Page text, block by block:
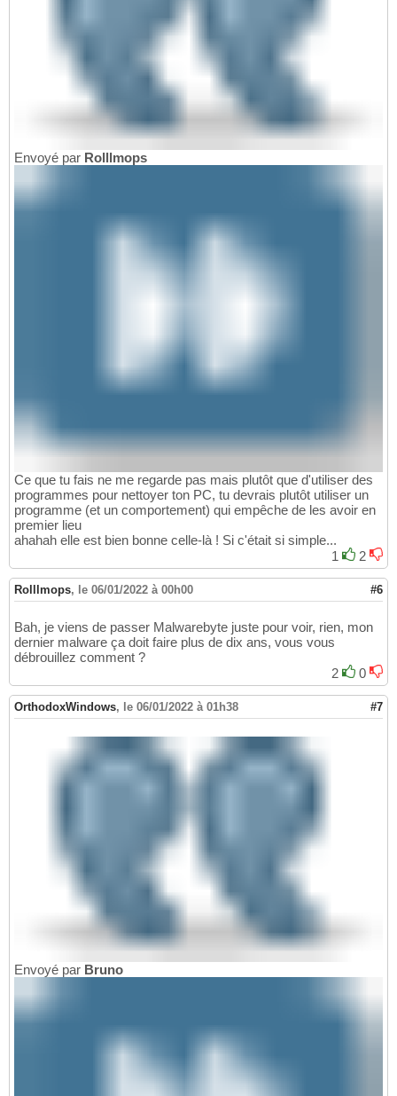
Envoyé par Rolllmops
Ce que tu fais ne me regarde pas mais plutôt que d'utiliser des
programmes pour nettoyer ton PC, tu devrais plutôt utiliser un
programme (et un comportement) qui empêche de les avoir en
premier lieu
ahahah elle est bien bonne celle-là ! Si c'était si simple...
1
2
Rolllmops, le 06/01/2022 à 00h00 #6
Bah, je viens de passer Malwarebyte juste pour voir, rien, mon
dernier malware ça doit faire plus de dix ans, vous vous
débrouillez comment ?
2
0
OrthodoxWindows, le 06/01/2022 à 01h38 #7
Envoyé par Bruno